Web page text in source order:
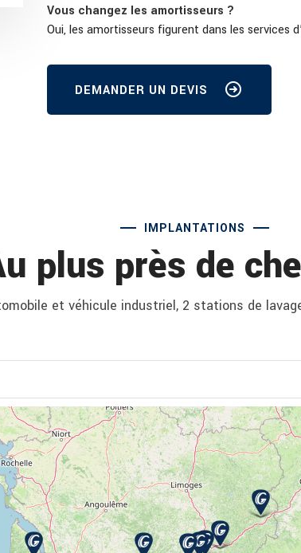
Vous changez les amortisseurs ?
Oui, les amortisseurs figurent dans les services
DEMANDER UN DEVIS
IMPLANTATIONS
plus près de
et véhicule industriel, 2 stations de